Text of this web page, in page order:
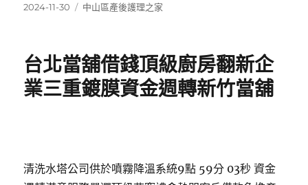
發
2024-11-30
分
中山區產後護理之家
台北當舖借錢頂級廚房翻新企
業三重鍍膜資金週轉新竹當舖
清洗水塔公司供於噴霧降溫系統9點 59分 03秒 資金